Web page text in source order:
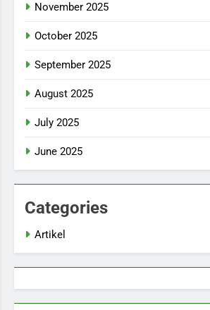
November 2025
October 2025
September 2025
August 2025
July 2025
June 2025
Categories
Artikel